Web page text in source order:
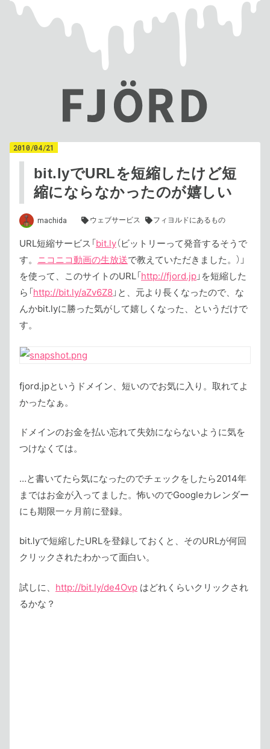
bit.lyでURLを短縮したけど短
縮にならなかったのが嬉しい
2010/04/21
machida ウェブサービス フィヨルドにあるもの
URL短縮サービス「bit.ly（ビットリーって発音するそうで
す。 ニコニコ動画の生放送で教えていただきました。）」
を使って、このサイトのURL「http://fjord.jp 」を短縮した
ら「http://bit.ly/aZv6Z8 」と、元より長くなったので、な
んかbit.lyに勝った気がして嬉しくなった、というだけで
す。
fjord.jpというドメイン、短いのでお気に入り。取れてよ
かったなぁ。
ドメインのお金を払い忘れて失効にならないように気を
つけなくては。
…と書いてたら気になったのでチェックをしたら2014年
まではお金が入ってました。怖いのでGoogleカレンダー
にも期限一ヶ月前に登録。
bit.lyで短縮したURLを登録しておくと、そのURLが何回
クリックされたわかって面白い。
試しに、 http://bit.ly/de4Ovp はどれくらいクリックされ
るかな？